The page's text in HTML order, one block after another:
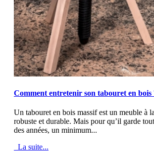
Comment entretenir son tabouret en bois
Un tabouret en bois massif est un meuble à
robuste et durable. Mais pour qu’il garde
des années, un minimum...
La suite...